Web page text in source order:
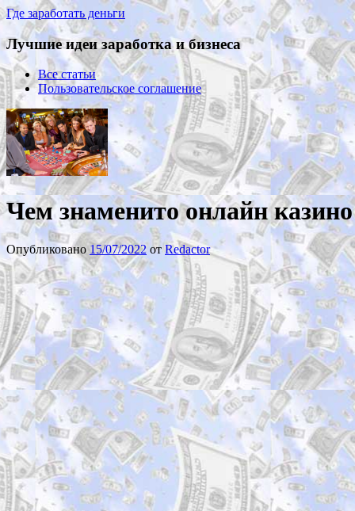
Где заработать деньги
Лучшие идеи заработка и бизнеса
Все статьи
Пользовательское соглашение
Чем знаменито онлайн
Опубликовано15/07/2022 от Redactor